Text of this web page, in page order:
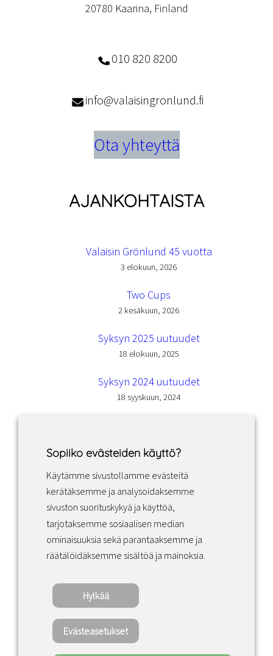
20780 Kaarina, Finland
010 820 8200
info@valaisingronlund.fi
Ota yhteyttä
AJANKOHTAISTA
Valaisin Grönlund 45 vuotta
3 elokuun, 2026
Two Cups
2 kesäkuun, 2026
Syksyn 2025 uutuudet
18 elokuun, 2025
Syksyn 2024 uutuudet
18 syyskuun, 2024
Facebook Instagram LinkedIn
Sopimusehdot
Copyright ©2022 · Valaisin Grönlund – All
Rights Reserved
Sopiiko evästeiden käyttö?
Käytämme sivustollamme evästeitä
kerätäksemme ja analysoidaksemme
sivuston suorituskykyä ja käyttöä,
tarjotaksemme sosiaalisen median
ominaisuuksia sekä parantaaksemme ja
räätälöidäksemme sisältöä ja mainoksia.
Hylkää
Evästeasetukset